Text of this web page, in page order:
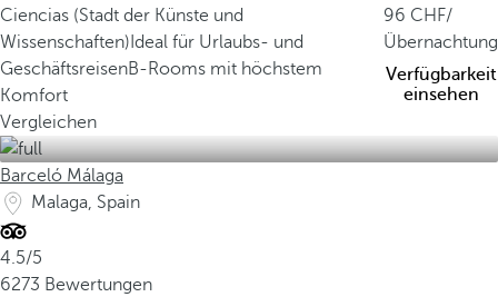
Ciencias (Stadt der Künste und
Wissenschaften) Ideal für Urlaubs- und
GeschäftsreisenB-Rooms mit höchstem
Komfort
96
/
Übernachtung
Verfügbarkeit
einsehen
Vergleichen
Barceló Málaga
Malaga, Spain
4.5/5
6273 Bewertungen